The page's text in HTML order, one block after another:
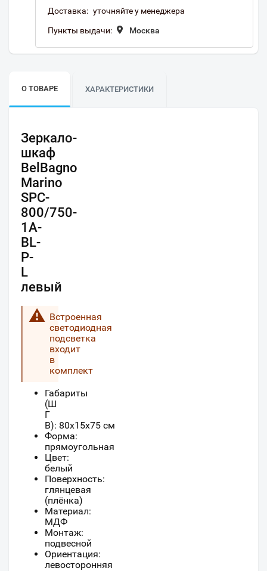
Доставка: уточняйте у менеджера
Пункты выдачи: Москва
О ТОВАРЕ ХАРАКТЕРИСТИКИ
Зеркало-
шкаф
BelBagno
Marino
SPC-
800/750-
1A-
BL-
P-
L
левый
Встроенная
светодиодная
подсветка
входит
в
комплект
Габариты
(Ш
Г
В): 80x15x75 см
Форма:
прямоугольная
Цвет:
белый
Поверхность:
глянцевая
(плёнка)
Материал:
МДФ
Монтаж:
подвесной
Ориентация:
левосторонняя